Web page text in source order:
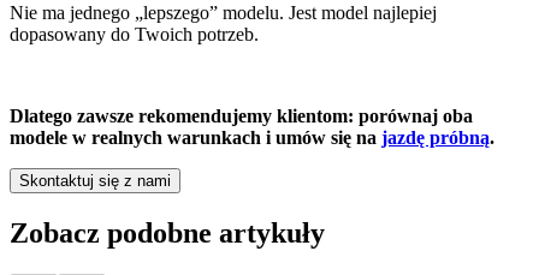
Nie ma jednego „lepszego” modelu. Jest model najlepiej
dopasowany do Twoich potrzeb.
Dlatego zawsze rekomendujemy klientom: porównaj oba
modele w realnych warunkach i umów się na jazdę próbną.
Skontaktuj się z nami
Zobacz podobne artykuły